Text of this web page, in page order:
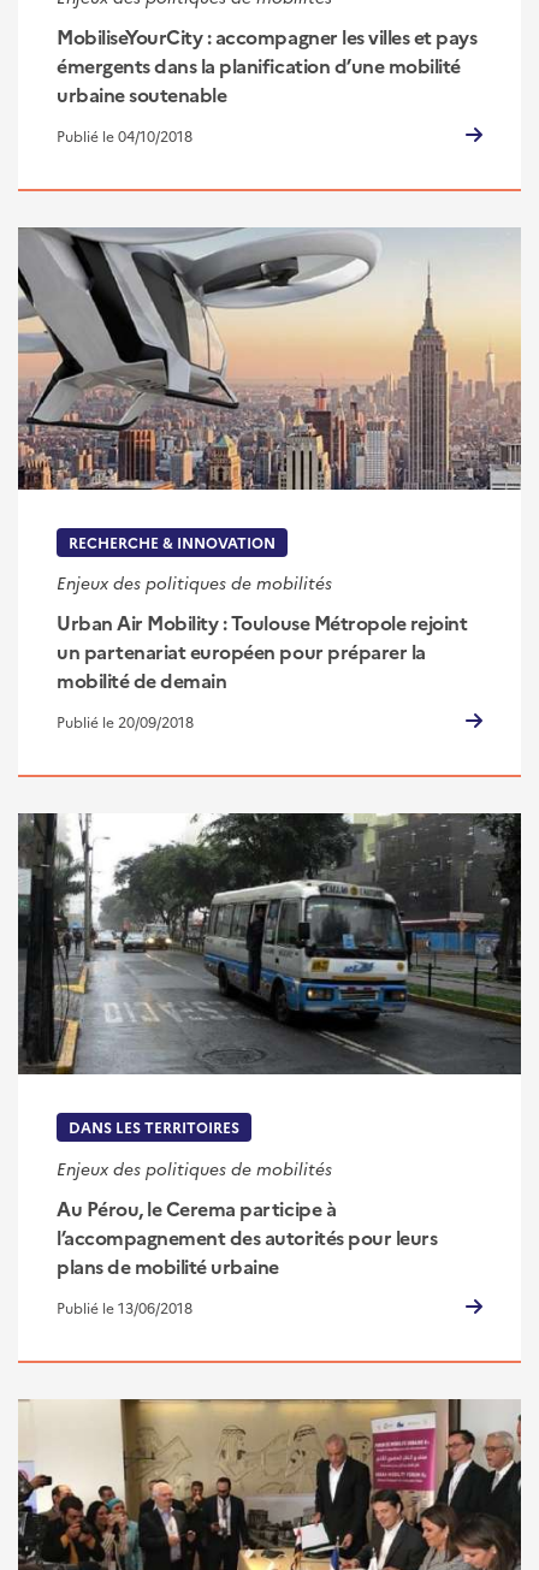
MobiliseYourCity : accompagner les villes et pays
émergents dans la planification d’une mobilité
urbaine soutenable
Publié le 04/10/2018
RECHERCHE & INNOVATION
Enjeux des politiques de mobilités
Urban Air Mobility : Toulouse Métropole rejoint
un partenariat européen pour préparer la
mobilité de demain
Publié le 20/09/2018
DANS LES TERRITOIRES
Enjeux des politiques de mobilités
Au Pérou, le Cerema participe à
l’accompagnement des autorités pour leurs
plans de mobilité urbaine
Publié le 13/06/2018